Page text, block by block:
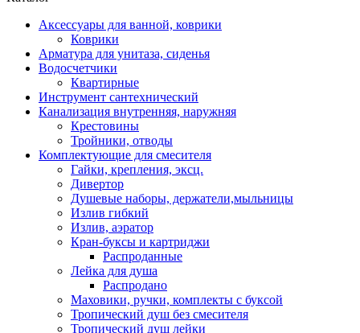
Аксессуары для ванной, коврики
Коврики
Арматура для унитаза, сиденья
Водосчетчики
Квартирные
Инструмент сантехнический
Канализация внутренняя, наружняя
Крестовины
Тройники, отводы
Комплектующие для смесителя
Гайки, крепления, эксц.
Дивертор
Душевые наборы, держатели,мыльницы
Излив гибкий
Излив, аэратор
Кран-буксы и картриджи
Распроданные
Лейка для душа
Распродано
Маховики, ручки, комплекты с буксой
Тропический душ без смесителя
Тропический душ лейки